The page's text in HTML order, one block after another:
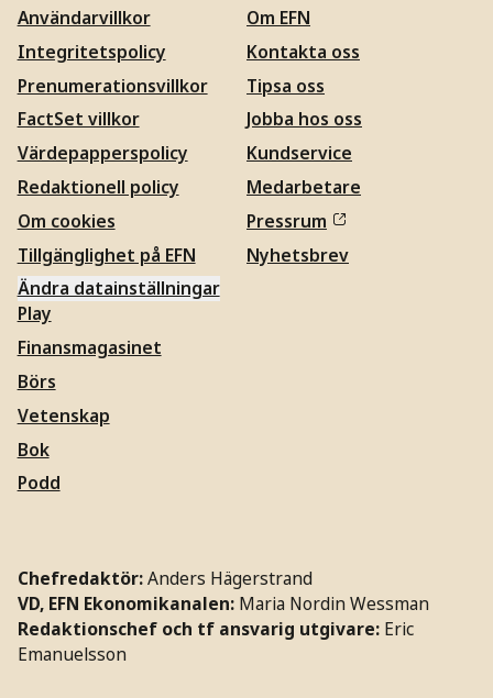
Användarvillkor
Integritetspolicy
Prenumerationsvillkor
FactSet villkor
Värdepapperspolicy
Redaktionell policy
Om cookies
Tillgänglighet på EFN
Ändra datainställningar
Om EFN
Kontakta oss
Tipsa oss
Jobba hos oss
Kundservice
Medarbetare
Pressrum
Nyhetsbrev
Play
Finansmagasinet
Börs
Vetenskap
Bok
Podd
Chefredaktör:Anders Hägerstrand
VD, EFN Ekonomikanalen: Maria Nordin Wessman
Redaktionschef och tf ansvarig utgivare: Eric
Emanuelsson